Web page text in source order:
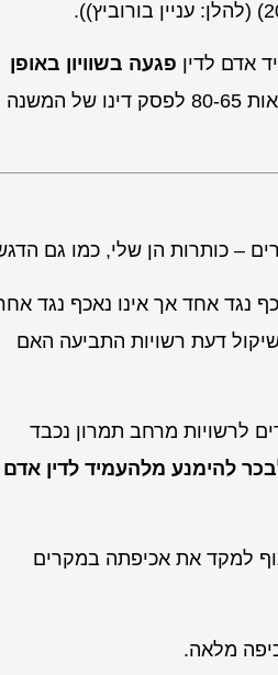
בורוביץ)).
אדם לדין פגעה בשוויון באופן
, בפסקאות 80-65 לפסק דינו של המשנה
נגד אחד אך אינו נאכף נגד
דעת רשויות התביעה האם
לרשויות מרחב תמרון נכבד
להימנע מלהעמיד לדין אדם
למקד את אכיפתה במקרים
מלאה.